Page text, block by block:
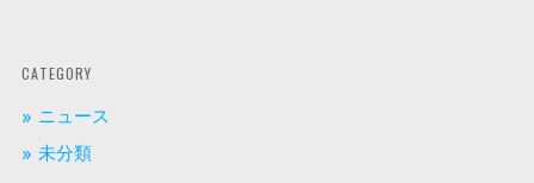
CATEGORY
ニュース
未分類